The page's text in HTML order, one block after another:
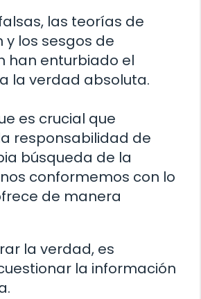
las teorías de
y los sesgos de
han enturbiado el
la verdad absoluta.
es crucial que
responsabilidad de
búsqueda de la
conformemos con lo
de manera
la verdad, es
la información